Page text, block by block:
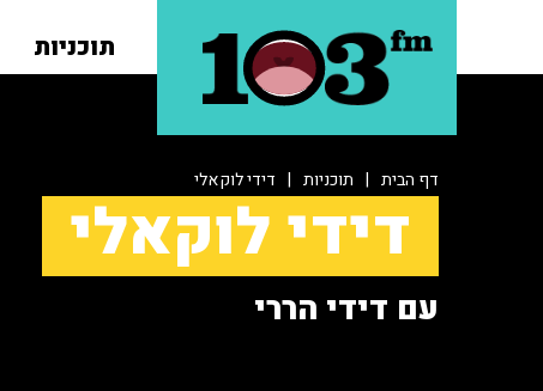
תוכניות
דף הבית | תוכניות | דידי לוקאלי
דידי לוקאלי
עם דידי הררי